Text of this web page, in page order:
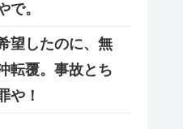
で。
望したのに、無
転覆。事故とち
や！